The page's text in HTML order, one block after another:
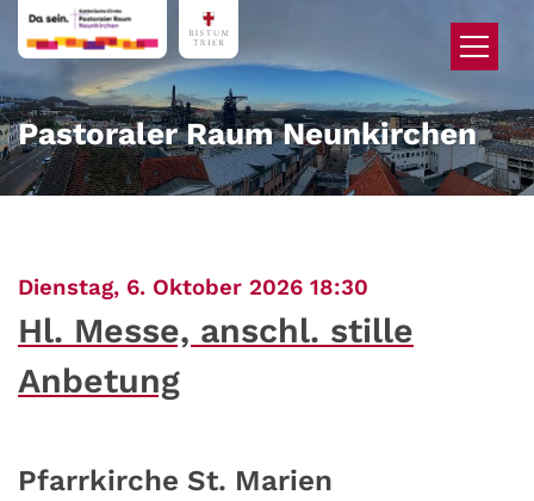
Zum Inhalt springen
Pastoraler Raum Neunkirchen
Dienstag, 6. Oktober 2026 18:30
Hl. Messe, anschl. stille
Anbetung
Pfarrkirche St. Marien